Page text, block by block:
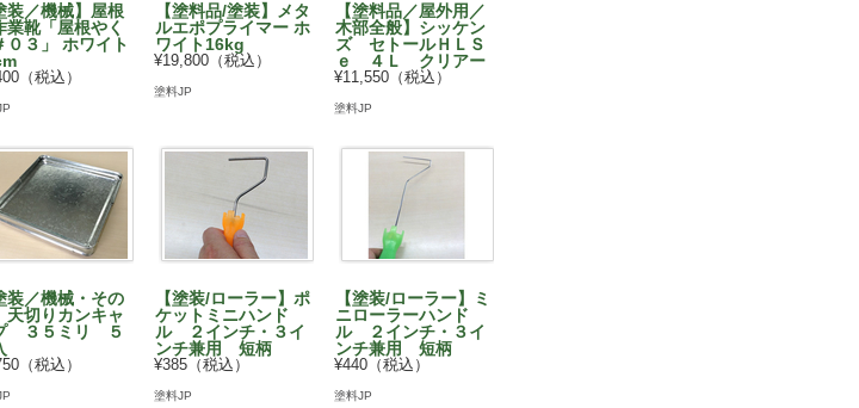
装／機械】屋根
業靴「屋根やく
０３」 ホワイト
（税込）
【塗料品/塗装】メタ
ルエポプライマー ホ
ワイト16kg
¥19,800（税込）
塗料JP
【塗料品／屋外用／
木部全般】シッケン
ズ セトールＨＬＳ
ｅ ４Ｌ クリアー
¥11,550（税込）
塗料JP
装／機械・その
天切りカンキャ
３５ミリ ５
（税込）
【塗装/ローラー】ポ
ケットミニハンド
ル ２インチ・３イ
ンチ兼用 短柄
¥385（税込）
塗料JP
【塗装/ローラー】ミ
ニローラーハンド
ル ２インチ・３イ
ンチ兼用 短柄
¥440（税込）
塗料JP